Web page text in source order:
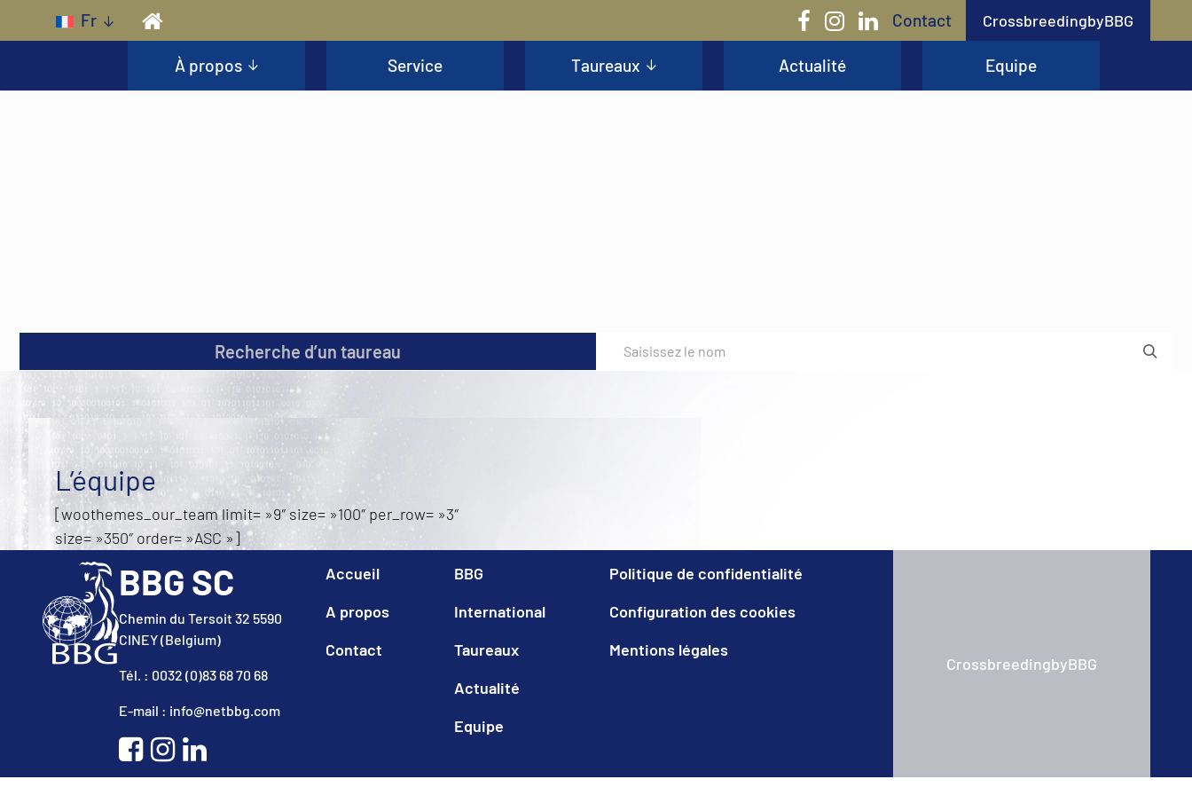
Skip to main content
Fr Contact CrossbreedingbyBBG
À propos Service Taureaux Actualité Equipe
Recherche d’un taureau
L’équipe
[woothemes_our_team limit= »9″ size= »100″ per_row= »3″
size= »350″ order= »ASC »]
BBG SC
Chemin du Tersoit 32 5590
CINEY (Belgium)
Tél. : 0032 (0)83 68 70 68
E-mail : info@netbbg.com
Accueil
A propos
Contact
BBG
International
Taureaux
Actualité
Equipe
Politique de confidentialité
Configuration des cookies
Mentions légales
CrossbreedingbyBBG